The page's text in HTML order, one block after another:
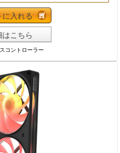
に入れる
はこちら
コントローラー